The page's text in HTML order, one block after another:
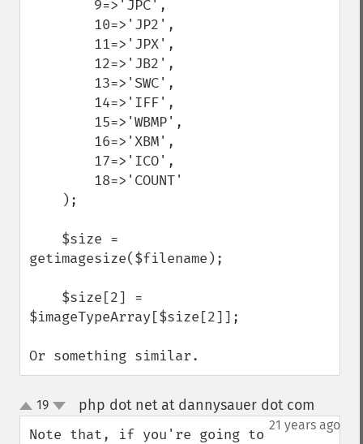
getimagesize($filename);
$imageTypeArray[$size[2]];
Or something similar.
up
down
19 php dot net at dannysauer dot com
21 years ago
Note that, if you're going to